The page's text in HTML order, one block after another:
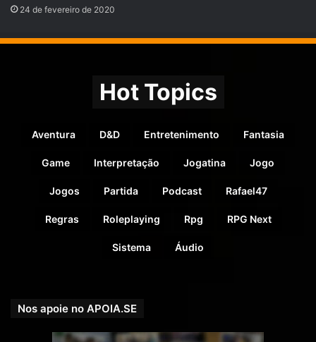
Nossa parceira! Editora CHA – Livros e Sistemas Nacionais
https://editoracha.com.br/loja
Veja ainda oFórum do RPGNEXT! Lá você pode encontrar
24 de fevereiro de 2020
Hot Topics
Aventura D&D Entretenimento Fantasia
Game Interpretação Jogatina Jogo
Jogos Partida Podcast Rafael47
Regras Roleplaying Rpg RPG Next
Sistema Áudio
Nos apoie no APOIA.SE